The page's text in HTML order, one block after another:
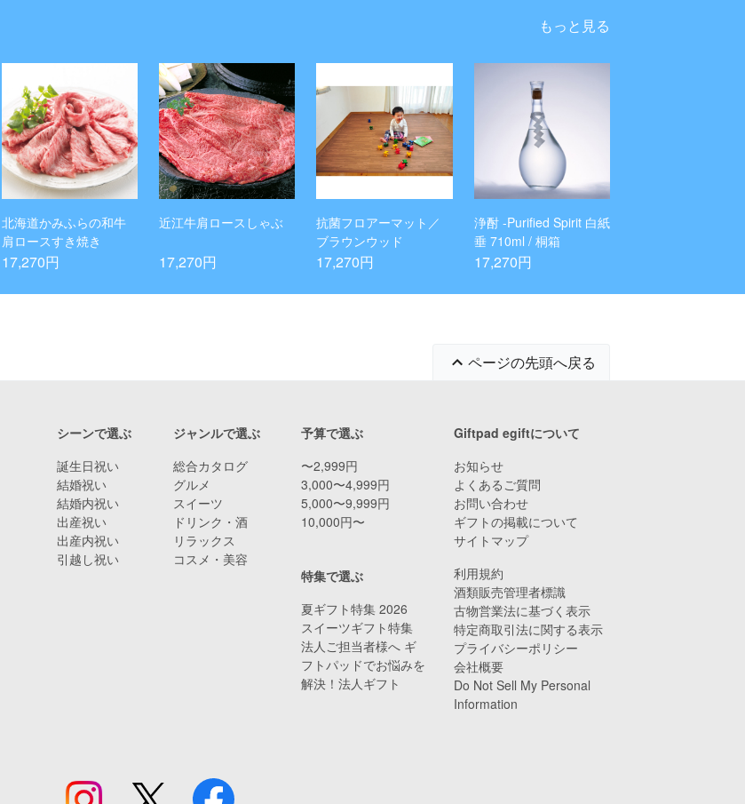
もっと見る
北海道かみふらの和牛
肩ロースすき焼き
17,270円
近江牛肩ロースしゃぶ
17,270円
抗菌フロアーマット／
ブラウンウッド
17,270円
浄酎 -Purified Spirit 白紙
垂 710ml / 桐箱
17,270円
ページの先頭へ戻る
シーンで選ぶ
誕生日祝い
結婚祝い
結婚内祝い
出産祝い
出産内祝い
引越し祝い
予算で選ぶ
〜2,999円
3,000〜4,999円
5,000〜9,999円
10,000円〜
ジャンルで選ぶ
総合カタログ
グルメ
スイーツ
ドリンク・酒
リラックス
コスメ・美容
特集で選ぶ
夏ギフト特集 2026
スイーツギフト特集
法人ご担当者様へ ギ
フトパッドでお悩みを
解決！法人ギフト
Giftpad egiftについて
お知らせ
よくあるご質問
お問い合わせ
ギフトの掲載について
サイトマップ
利用規約
酒類販売管理者標識
古物営業法に基づく表示
特定商取引法に関する表示
プライバシーポリシー
会社概要
Do Not Sell My Personal
Information